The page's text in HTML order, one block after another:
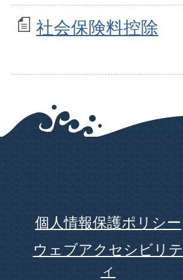
社会保険料控除
個人情報保護ポリシー
ウェブアクセシビリテ
ィ